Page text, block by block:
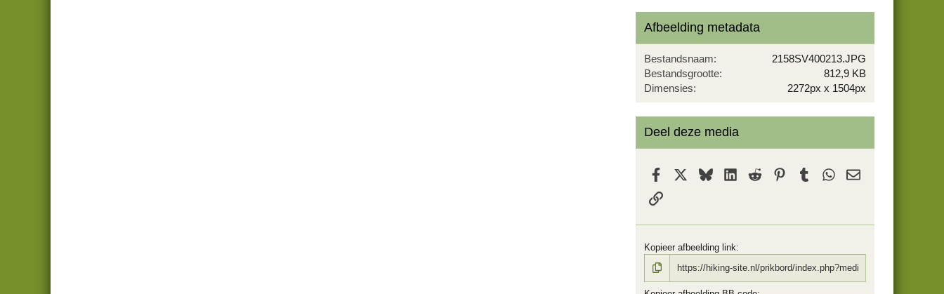
e
)
Afbeelding metadata
Bestandsnaam
2158SV400213.JPG
Bestandsgrootte
812,9 KB
Dimensies
2272px x 1504px
Deel deze media
Facebook BlueskyLinkedIn
Reddit PinterestTumblr WhatsApp
E-mail
koppeling
Kopieer afbeelding link